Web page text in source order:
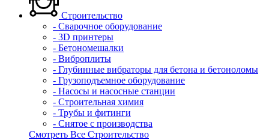
Строительство
- Сварочное оборудование
- 3D принтеры
- Бетономешалки
- Виброплиты
- Глубинные вибраторы для бетона и бетоноломы
- Грузоподъемное оборудование
- Насосы и насосные станции
- Строительная химия
- Трубы и фитинги
- Снятое с производства
Смотреть Все Строительство